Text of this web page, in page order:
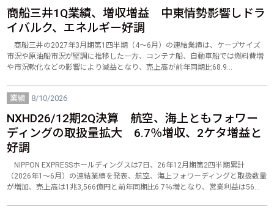
商船三井1Q業績、増収増益 中東情勢影響しドラ
イバルク、エネルギー好調
商船三井の2027年3月期第1四半期（4～6月）の連結業績は、ケープサイズ
市況や原油船市況が堅調に推移した一方、コンテナ船、自動車船では燃料費増
や市況軟化などの影響により減益となり、売上高が前年同期比68.9…
業績 8/10/2026
NXHD26/12期2Q決算 航空、海上ともフォワー
ディングの取扱量拡大 6.7％増収、2ケタ増益と
好調
NIPPON EXPRESSホールディングスは7日、26年12月期第2四半期累計
（2026年1～6月）の連結業績を発表、航空、海上フォワーディングと取扱数量
が増加、売上高は1兆3,566億円と前年同期比6.7％増となり、営業利益は56…